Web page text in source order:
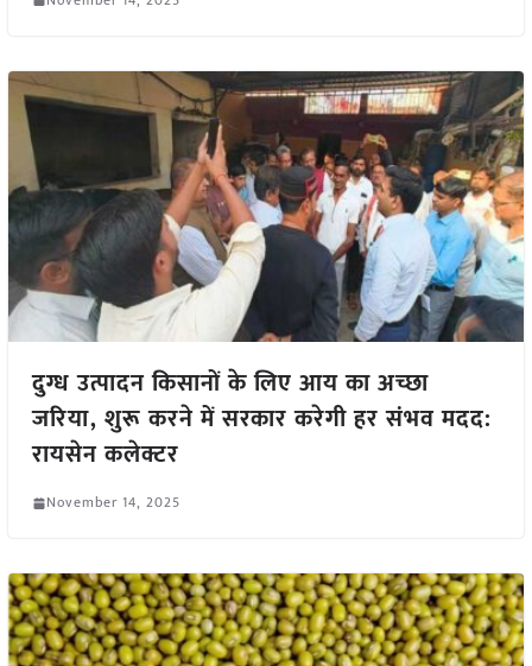
दुग्ध उत्पादन किसानों के लिए आय का अच्छा
जरिया, शुरू करने में सरकार करेगी हर संभव मदद:
रायसेन कलेक्टर
November 14, 2025